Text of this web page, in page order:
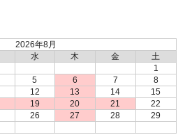
2026年8月
水 木 金
土
1
5 6 7
8
12 13 14
15
19 20 21
22
26 27 28
29